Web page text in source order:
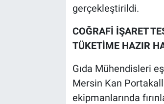
gerçekleştirildi.
COĞRAFİ İŞARET
TÜKETİME HAZIR
Gıda Mühendisleri
Mersin Kan
ekipmanlarında